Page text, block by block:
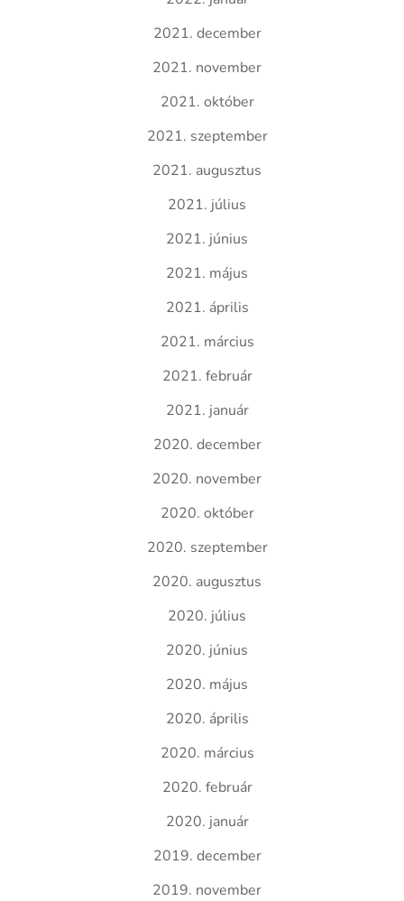
2021. december
2021. november
2021. október
2021. szeptember
2021. augusztus
2021. július
2021. június
2021. május
2021. április
2021. március
2021. február
2021. január
2020. december
2020. november
2020. október
2020. szeptember
2020. augusztus
2020. július
2020. június
2020. május
2020. április
2020. március
2020. február
2020. január
2019. december
2019. november